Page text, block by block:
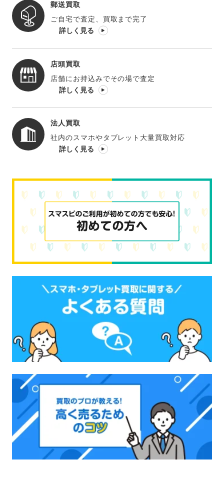
郵送買取
ご自宅で査定、買取まで完了
詳しく見る
店頭買取
店舗にお持込みでその場で査定
詳しく見る
法人買取
社内のスマホやタブレット大量買取対応
詳しく見る